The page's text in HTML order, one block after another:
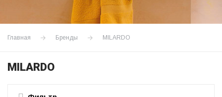
Главная Бренды MILARDO
MILARDO